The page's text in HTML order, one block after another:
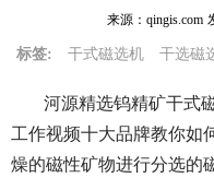
来源：qingis.com
标签: 干式磁选机 干选磁
河源精选钨精矿干式
工作视频十大品牌教你如
燥的磁性矿物进行分选的